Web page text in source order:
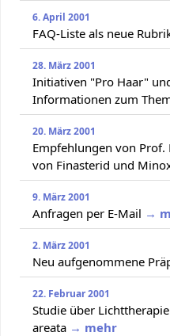
6. April 2001
FAQ-Liste als neue
28. März 2001
Initiativen "Pro Haar"
Informationen zum
20. März 2001
Empfehlungen von
von Finasterid und
9. März 2001
Anfragen per E-Mail →
2. März 2001
Neu aufgenommene
22. Februar 2001
Studie über
areata → mehr